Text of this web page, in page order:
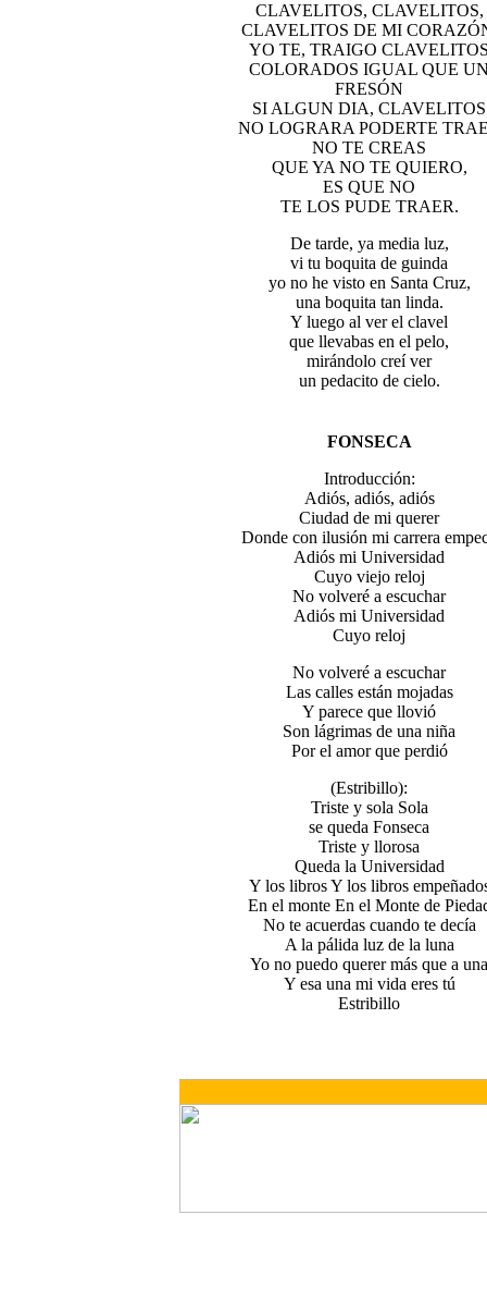
CLAVELITOS, CLAVELITOS,
CLAVELITOS DE MI
YO TE, TRAIGO
COLORADOS IGUAL QUE
FRESÓN
SI ALGUN DIA, CLAVELITOS
NO LOGRARA PODERTE
NO TE CREAS
QUE YA NO TE QUIERO,
ES QUE NO
TE LOS PUDE TRAER.
De tarde, ya media luz,
vi tu boquita de guinda
yo no he visto en Santa Cruz,
una boquita tan linda.
Y luego al ver el clavel
que llevabas en el pelo,
mirándolo creí ver
un pedacito de cielo.
FONSECA
Introducción:
Adiós, adiós, adiós
Ciudad de mi querer
Donde con ilusión mi carrera
Adiós mi Universidad
Cuyo viejo reloj
No volveré a escuchar
Adiós mi Universidad
Cuyo reloj
No volveré a escuchar
Las calles están mojadas
Y parece que llovió
Son lágrimas de una niña
Por el amor que perdió
(Estribillo):
Triste y sola Sola
se queda Fonseca
Triste y llorosa
Queda la Universidad
Y los libros Y los libros
En el monte En el Monte de
No te acuerdas cuando te decía
A la pálida luz de la luna
Yo no puedo querer más que a una
Y esa una mi vida eres tú
Estribillo